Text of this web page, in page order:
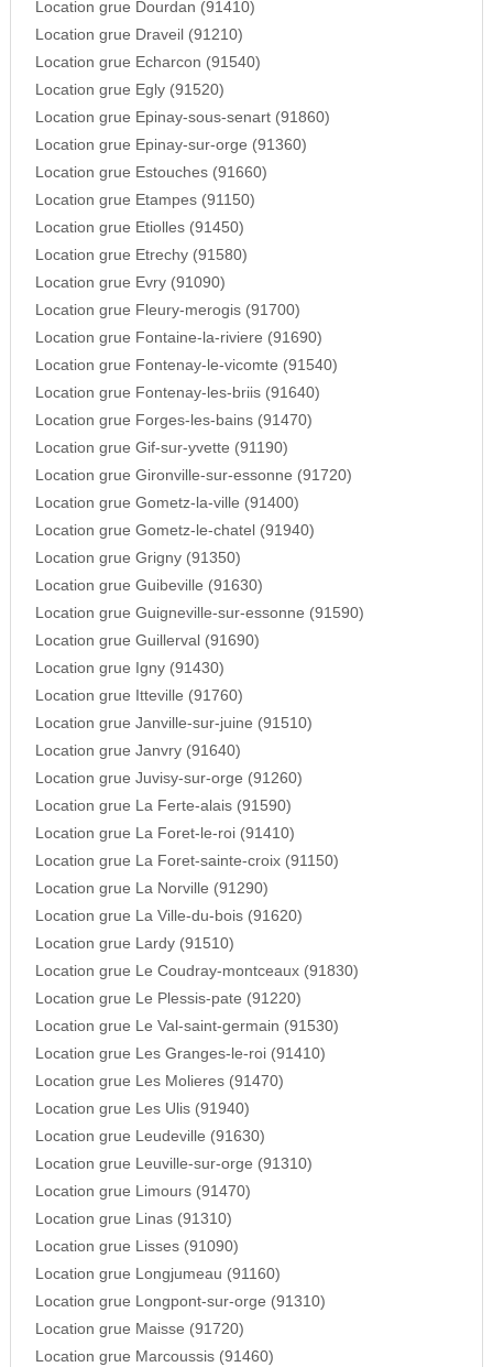
Location grue Dourdan (91410)
Location grue Draveil (91210)
Location grue Echarcon (91540)
Location grue Egly (91520)
Location grue Epinay-sous-senart (91860)
Location grue Epinay-sur-orge (91360)
Location grue Estouches (91660)
Location grue Etampes (91150)
Location grue Etiolles (91450)
Location grue Etrechy (91580)
Location grue Evry (91090)
Location grue Fleury-merogis (91700)
Location grue Fontaine-la-riviere (91690)
Location grue Fontenay-le-vicomte (91540)
Location grue Fontenay-les-briis (91640)
Location grue Forges-les-bains (91470)
Location grue Gif-sur-yvette (91190)
Location grue Gironville-sur-essonne (91720)
Location grue Gometz-la-ville (91400)
Location grue Gometz-le-chatel (91940)
Location grue Grigny (91350)
Location grue Guibeville (91630)
Location grue Guigneville-sur-essonne (91590)
Location grue Guillerval (91690)
Location grue Igny (91430)
Location grue Itteville (91760)
Location grue Janville-sur-juine (91510)
Location grue Janvry (91640)
Location grue Juvisy-sur-orge (91260)
Location grue La Ferte-alais (91590)
Location grue La Foret-le-roi (91410)
Location grue La Foret-sainte-croix (91150)
Location grue La Norville (91290)
Location grue La Ville-du-bois (91620)
Location grue Lardy (91510)
Location grue Le Coudray-montceaux (91830)
Location grue Le Plessis-pate (91220)
Location grue Le Val-saint-germain (91530)
Location grue Les Granges-le-roi (91410)
Location grue Les Molieres (91470)
Location grue Les Ulis (91940)
Location grue Leudeville (91630)
Location grue Leuville-sur-orge (91310)
Location grue Limours (91470)
Location grue Linas (91310)
Location grue Lisses (91090)
Location grue Longjumeau (91160)
Location grue Longpont-sur-orge (91310)
Location grue Maisse (91720)
Location grue Marcoussis (91460)